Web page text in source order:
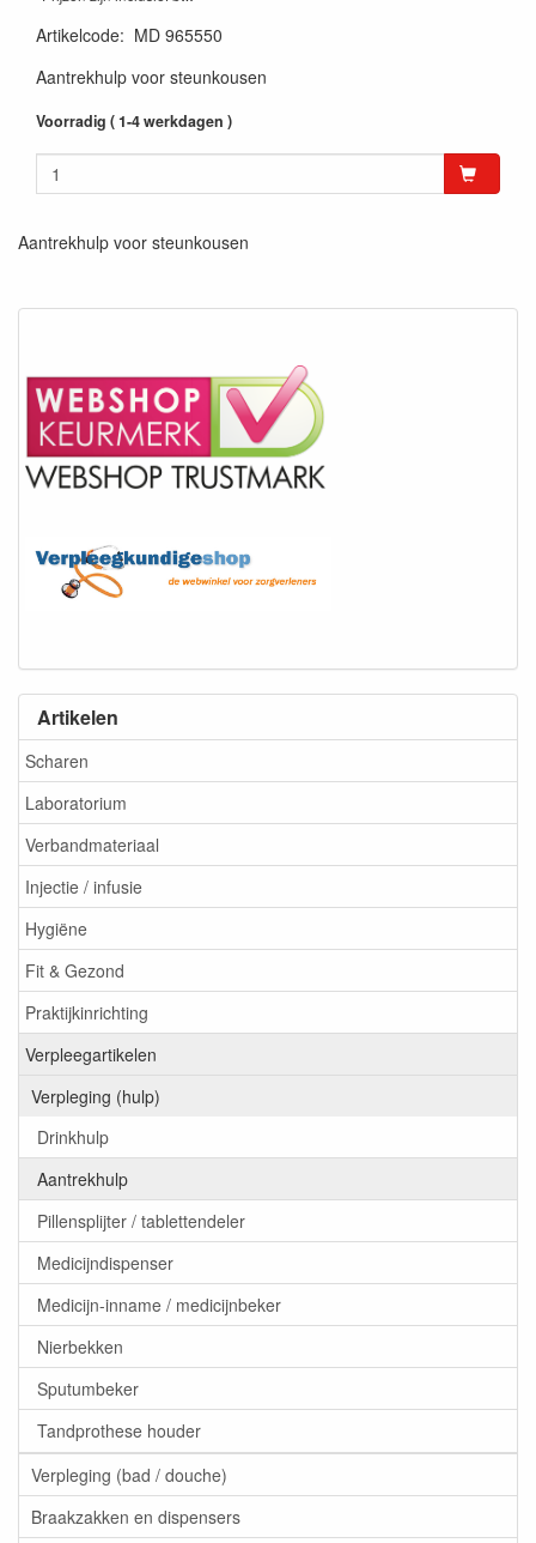
Artikelen
Scharen
Laboratorium
Verbandmateriaal
Injectie / infusie
Hygiëne
Fit & Gezond
Praktijkinrichting
Verpleegartikelen
Verpleging (hulp)
Drinkhulp
Aantrekhulp
Pillensplijter / tablettendeler
Medicijndispenser
Medicijn-inname / medicijnbeker
Nierbekken
Sputumbeker
Tandprothese houder
Verpleging (bad / douche)
Braakzakken en dispensers
Artikelcode: MD 965550
Aantrekhulp voor steunkousen
Voorradig ( 1-4 werkdagen )
Aantrekhulp voor steunkousen